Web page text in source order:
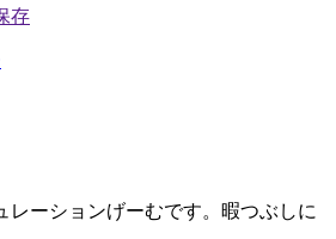
レーションげーむです。暇つぶしに